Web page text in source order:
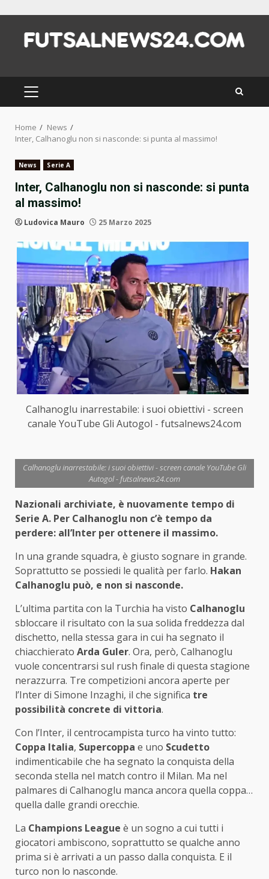
content
PRIMARY
MENU
Home
News
Inter, Calhanoglu non si nasconde: si punta al massimo!
News Serie A
Inter, Calhanoglu non si nasconde: si punta
al massimo!
Ludovica Mauro 25 Marzo 2025
Calhanoglu inarrestabile: i suoi obiettivi - screen
canale YouTube Gli Autogol - futsalnews24.com
Calhanoglu inarrestabile: i suoi obiettivi - screen canale YouTube Gli
Autogol - futsalnews24.com
Nazionali archiviate, è nuovamente tempo di
Serie A. Per Calhanoglu non c’è tempo da
perdere: all’Inter per ottenere il massimo.
In una grande squadra, è giusto sognare in grande.
Soprattutto se possiedi le qualità per farlo. Hakan
Calhanoglu può, e non si nasconde.
L’ultima partita con la Turchia ha visto Calhanoglu
sbloccare il risultato con la sua solida freddezza dal
dischetto, nella stessa gara in cui ha segnato il
chiacchierato Arda Guler. Ora, però, Calhanoglu
vuole concentrarsi sul rush finale di questa stagione
nerazzurra. Tre competizioni ancora aperte per
l’Inter di Simone Inzaghi, il che significa tre
possibilità concrete di vittoria.
Con l’Inter, il centrocampista turco ha vinto tutto:
Coppa Italia, Supercoppa e uno Scudetto
indimenticabile che ha segnato la conquista della
seconda stella nel match contro il Milan. Ma nel
palmares di Calhanoglu manca ancora quella coppa…
quella dalle grandi orecchie.
La Champions League è un sogno a cui tutti i
giocatori ambiscono, soprattutto se qualche anno
prima si è arrivati a un passo dalla conquista. E il
turco non lo nasconde.